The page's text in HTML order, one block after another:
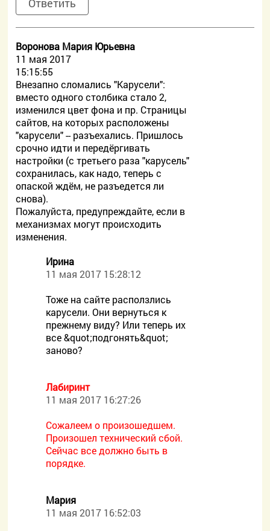
Ответить
Воронова Мария Юрьевна
11 мая 2017
15:15:55
Внезапно сломались "Карусели":
вместо одного столбика стало 2,
изменился цвет фона и пр. Страницы
сайтов, на которых расположены
"карусели" -- разъехались. Пришлось
срочно идти и передёргивать
настройки (с третьего раза "карусель"
сохранилась, как надо, теперь с
опаской ждём, не разъедется ли
снова).
Пожалуйста, предупреждайте, если в
механизмах могут происходить
изменения.
Ирина
11 мая 2017 15:28:12
Тоже на сайте расползлись
карусели. Они вернуться к
прежнему виду? Или теперь их
все &quot;подгонять&quot;
заново?
Лабиринт
11 мая 2017 16:27:26
Сожалеем о произошедшем.
Произошел технический сбой.
Сейчас все должно быть в
порядке.
Мария
11 мая 2017 16:52:03